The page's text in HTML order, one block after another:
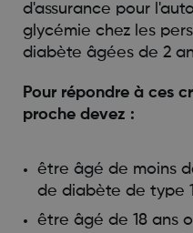
d'assurance pour
glycémie chez les
diabète âgées de 2
Pour répondre à ces
proche devez :
être âgé de moins
de diabète de type
être âgé de 18 ans